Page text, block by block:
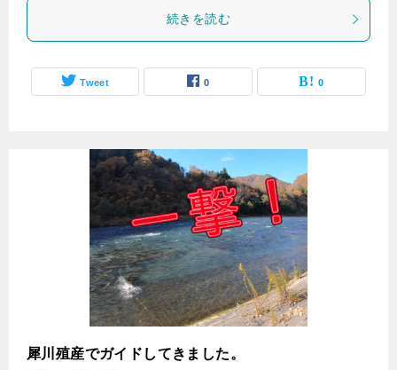
続きを読む
Tweet 0 0
犀川殖産でガイドしてきました。